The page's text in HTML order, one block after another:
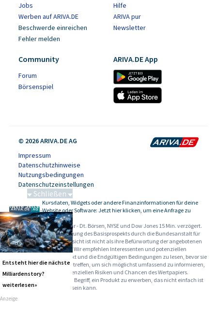
Jobs
Werben auf ARIVA.DE
Beschwerde einreichen
Fehler melden
Hilfe
ARIVA pur
Newsletter
Community
Forum
Börsenspiel
ARIVA.DE App
© 2026 ARIVA.DE AG
Impressum
Datenschutzhinweise
Nutzungsbedingungen
Datenschutzeinstellungen
-
Kursdaten, Widgets oder andere Finanzinformationen für deine
Website oder Software: Jetzt hier klicken, um eine Anfrage zu
stellen.
Alle Angaben ohne Gewähr - Dt. Börsen, NYSE und Dow Jones 15 Min. verzögert.
Werbehinweise:Die Billigung des Basisprospekts durch die Bundesanstalt für
Finanzdienstleistungsaufsicht ist nicht als ihre Befürwortung der angebotenen
Wertpapiere zu verstehen. Wir empfehlen Interessenten und potenziellen
Anlegern den Basisprospekt und die Endgültigen Bedingungen zu lesen, bevor sie
eine Anlageentscheidung treffen, um sich möglichst umfassend zu informieren,
insbesondere über die potenziellen Risiken und Chancen des Wertpapiers.
Warnhinweise: Sie sind im Begriff, ein Produkt zu erwerben, das nicht einfach ist
und schwer zu verstehen sein kann.
Schließen
Schwere Seltene Erden
Entsteht hier die nächste
Milliardenstory?
weiterlesen»
Anzeige